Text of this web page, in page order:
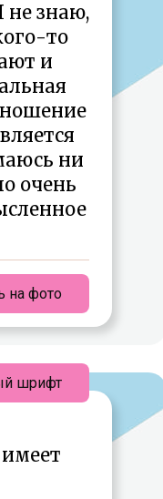
не знаю,
то
и
ни
очень
на фото
шрифт